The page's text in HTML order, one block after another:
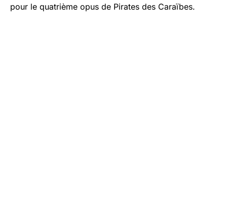
pour le quatrième opus de Pirates des Caraïbes.